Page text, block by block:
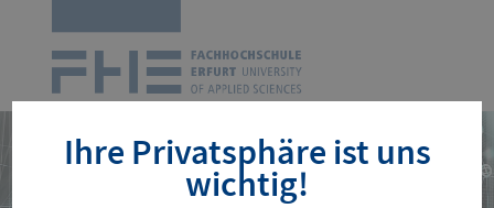
Navigation
überspringenIhre Privatsphäre ist uns
wichtig!